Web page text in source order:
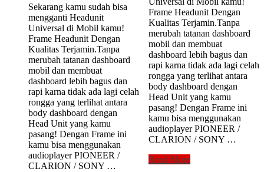
was:
Rp305,000.
is:
Rp280,000.
Sekarang kamu sudah bisa
mengganti Headunit
Universal di Mobil kamu!
Frame Headunit Dengan
Kualitas Terjamin.Tanpa
merubah tatanan dashboard
mobil dan membuat
dashboard lebih bagus dan
rapi karna tidak ada lagi celah
rongga yang terlihat antara
body dashboard dengan
Head Unit yang kamu
pasang! Dengan Frame ini
kamu bisa menggunakan
audioplayer PIONEER /
CLARION / SONY …
Frame Headunit Dengan
Kualitas Terjamin.Tanpa
merubah tatanan dashboard
mobil dan membuat
dashboard lebih bagus dan
rapi karna tidak ada lagi celah
rongga yang terlihat antara
body dashboard dengan
Head Unit yang kamu
pasang! Dengan Frame ini
kamu bisa menggunakan
audioplayer PIONEER /
CLARION / SONY …
Frame
Read More